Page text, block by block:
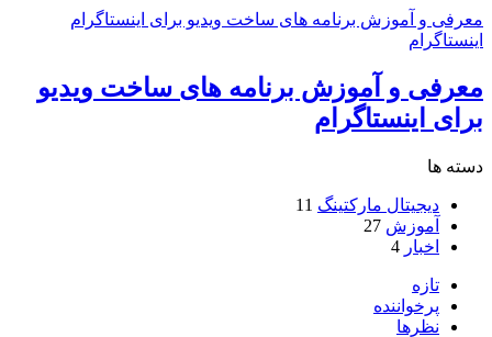
معرفی و آموزش برنامه های ساخت ویدیو برای اینستاگرام
اینستاگرام
معرفی و آموزش برنامه های ساخت ویدیو
برای اینستاگرام
دسته ها
دیجیتال مارکتینگ 11
آموزش 27
اخبار 4
تازه
پرخواننده
نظرها